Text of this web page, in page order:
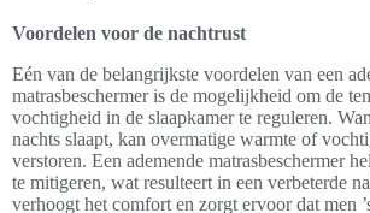
Voordelen voor de nachtrust
Eén van de belangrijkste voordelen van een
matrasbeschermer is de mogelijkheid om de
vochtigheid in de slaapkamer te reguleren.
nachts slaapt, kan overmatige warmte of
verstoren. Een ademende matrasbeschermer
te mitigeren, wat resulteert in een verbeterde
verhoogt het comfort en zorgt ervoor dat men